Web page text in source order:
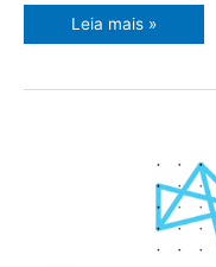
Leia mais »